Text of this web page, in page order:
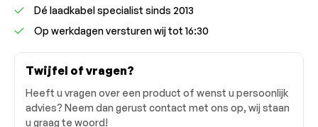
Dé laadkabel specialist sinds 2013
Op werkdagen versturen wij tot 16:30
Twijfel of vragen?
Heeft u vragen over een product of wenst u persoonlijk
advies? Neem dan gerust contact met ons op, wij staan
u graag te woord!